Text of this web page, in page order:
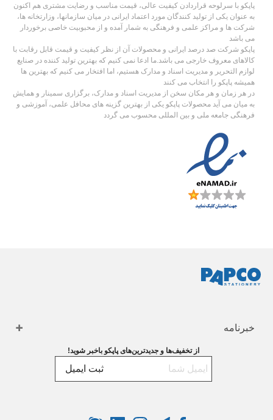
پاپکو با سرلوحه قراردادن کیفیت عالی، قیمت مناسب و رضایت مشتری هم اکنون
به عنوان یکی از تولید کنندگان مورد اعتماد ایرانی در میان سازمانها، وزارتخانه ها،
شرکت ها و مراکز علمی و فرهنگی به شمار آمده و از محبوبیت خاصی برخوردار
می باشد
پاپکو شرکت صد درصد ایرانی و محصولات آن از نظر کیفیت و قیمت قابل رقابت با
کالاهای معروف خارجی می باشد.ما ادعا نمی کنیم که بهترین تولید کننده در صنایع
لوازم التحریر و مدیریت اسناد و مدارک هستیم، اما افتخار می کنیم که بهترین ها
همیشه پاپکو را انتخاب می کنند
در هر زمان و هر مکان سخن از مدیریت اسناد و مدارک، برگزاری سمینار و همایش
به میان می آید محصولات پاپکو یکی از بهترین گزینه های محافل علمی، آموزشی و
فرهنگی جامعه ملی و بین المللی محسوب می گردد
خبرنامه
از تخفیف‌ها و جدیدترین‌های پاپکو باخبر شوید!
ثبت ایمیل